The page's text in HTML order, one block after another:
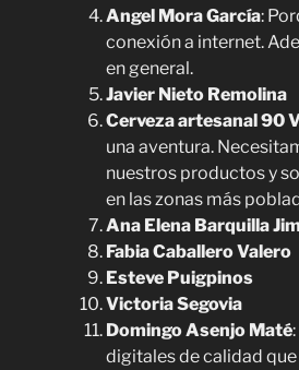
Angel Mora García:
conexión a internet.
en general.
Javier Nieto Remolina
Cerveza artesanal 90
una aventura.
nuestros productos y
en las zonas más
Ana Elena Barquilla
Fabia Caballero Valero
Esteve Puigpinos
Victoria Segovia
Domingo Asenjo Maté
digitales de calidad